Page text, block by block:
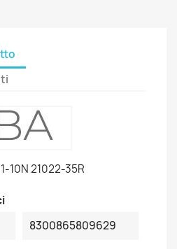
10N 21022-35R
8300865809629